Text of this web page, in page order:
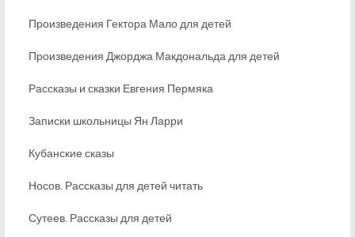
Произведения Гектора Мало для детей
Произведения Джорджа Макдональда для детей
Рассказы и сказки Евгения Пермяка
Записки школьницы Ян Ларри
Кубанские сказы
Носов. Рассказы для детей читать
Сутеев. Рассказы для детей